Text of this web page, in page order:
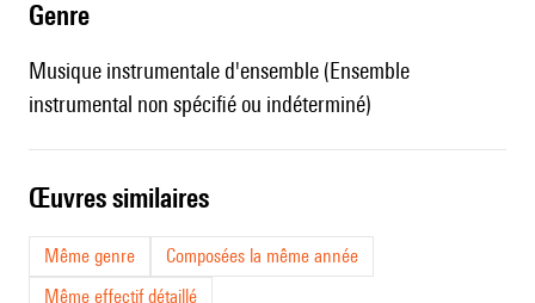
genre
Musique instrumentale d'ensemble (Ensemble
instrumental non spécifié ou indéterminé)
œuvres similaires
Même genre
Composées la même année
Même effectif détaillé